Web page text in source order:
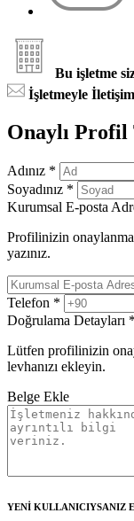
Bu işletme
İşletmeyle
Onaylı Profil
Adınız *
Soyadınız *
Kurumsal E-posta
Profilinizin
yazınız.
Telefon *
Doğrulama Detayları *
Lütfen profilinizin
levhanızı ekleyin.
Belge Ekle
YENİ KULLANICIYSANIZ